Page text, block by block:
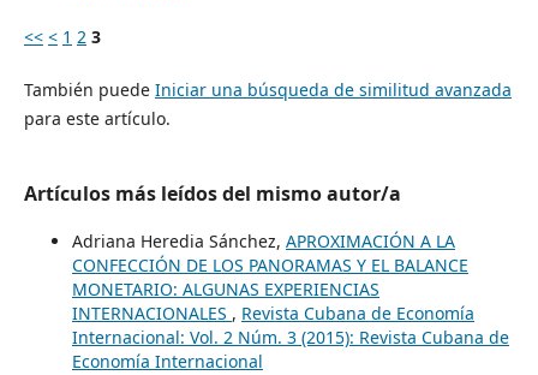
<< < 1 2 3
También puede Iniciar una búsqueda de similitud avanzada
para este artículo.
Artículos más leídos del mismo autor/a
Adriana Heredia Sánchez, APROXIMACIÓN A LA
CONFECCIÓN DE LOS PANORAMAS Y EL BALANCE
MONETARIO: ALGUNAS EXPERIENCIAS
INTERNACIONALES , Revista Cubana de Economía
Internacional: Vol. 2 Núm. 3 (2015): Revista Cubana de
Economía Internacional